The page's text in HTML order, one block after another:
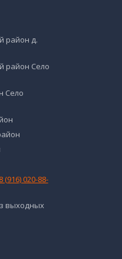
район д.
район Село
Село
8 (916) 020-88-
выходных